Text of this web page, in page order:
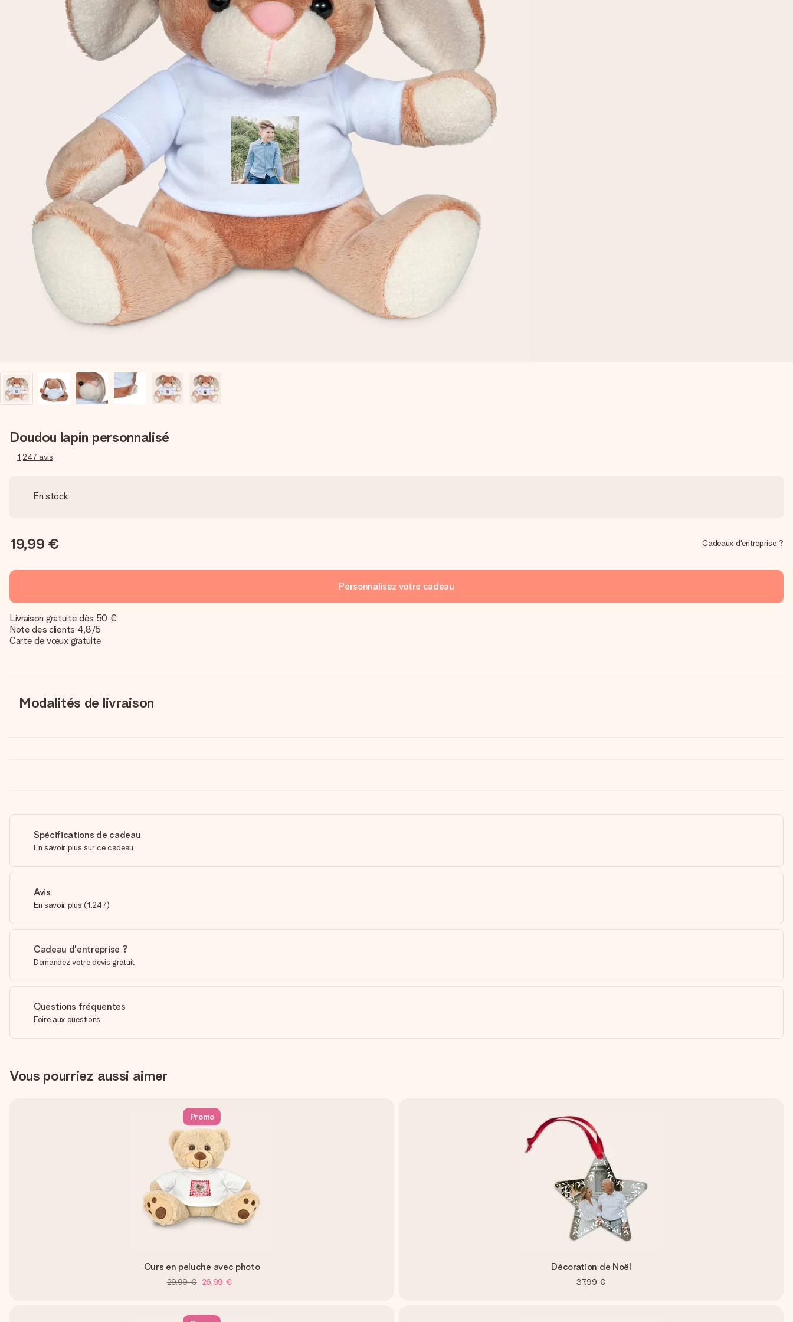
Doudou lapin personnalisé
1,247 avis
En stock
19,99 € Cadeaux d'entreprise ?
Personnalisez votre cadeau
Livraison gratuite dès 50 €
Note des clients 4,8/5
Carte de vœux gratuite
Modalités de livraison
Spécifications de cadeau
En savoir plus sur ce cadeau
Avis
En savoir plus (1,247)
Cadeau d'entreprise ?
Demandez votre devis gratuit
Questions fréquentes
Foire aux questions
Vous pourriez aussi aimer
Promo
Ours en peluche avec photo
29,99 € 26,99 €
Décoration de Noël
37,99 €